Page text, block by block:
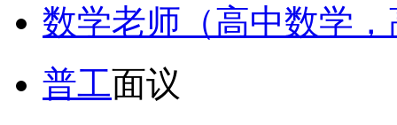
数学老师（高中数学
普工面议